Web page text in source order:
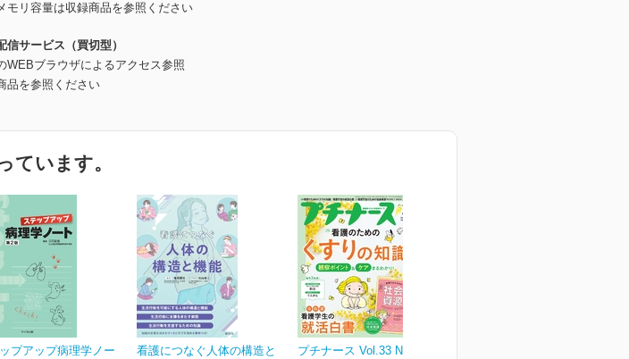
モリ容量は収録商品を参照ください
信サービス（買切型）
ブラウザによるアクセス参照
品を参照ください
ています。
プアップ病理学ノー
看護につなぐ人体の構造と
プチナース Vol.33 No.3